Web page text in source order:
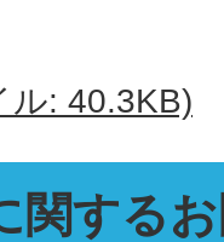
ル: 40.3KB)
関する